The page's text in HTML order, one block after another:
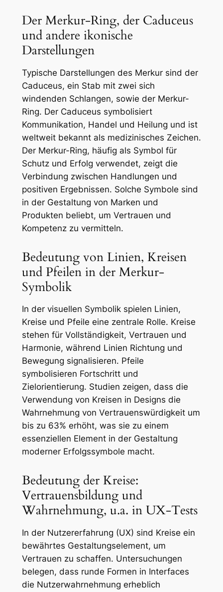
Der Merkur-Ring, der Caduceus
und andere ikonische
Darstellungen
Typische Darstellungen des Merkur sind der
Caduceus, ein Stab mit zwei sich
windenden Schlangen, sowie der Merkur-
Ring. Der Caduceus symbolisiert
Kommunikation, Handel und Heilung und ist
weltweit bekannt als medizinisches Zeichen.
Der Merkur-Ring, häufig als Symbol für
Schutz und Erfolg verwendet, zeigt die
Verbindung zwischen Handlungen und
positiven Ergebnissen. Solche Symbole sind
in der Gestaltung von Marken und
Produkten beliebt, um Vertrauen und
Kompetenz zu vermitteln.
Bedeutung von Linien, Kreisen
und Pfeilen in der Merkur-
Symbolik
In der visuellen Symbolik spielen Linien,
Kreise und Pfeile eine zentrale Rolle. Kreise
stehen für Vollständigkeit, Vertrauen und
Harmonie, während Linien Richtung und
Bewegung signalisieren. Pfeile
symbolisieren Fortschritt und
Zielorientierung. Studien zeigen, dass die
Verwendung von Kreisen in Designs die
Wahrnehmung von Vertrauenswürdigkeit um
bis zu 63% erhöht, was sie zu einem
essenziellen Element in der Gestaltung
moderner Erfolgssymbole macht.
Bedeutung der Kreise:
Vertrauensbildung und
Wahrnehmung, u.a. in UX-Tests
In der Nutzererfahrung (UX) sind Kreise ein
bewährtes Gestaltungselement, um
Vertrauen zu schaffen. Untersuchungen
belegen, dass runde Formen in Interfaces
die Nutzerwahrnehmung erheblich